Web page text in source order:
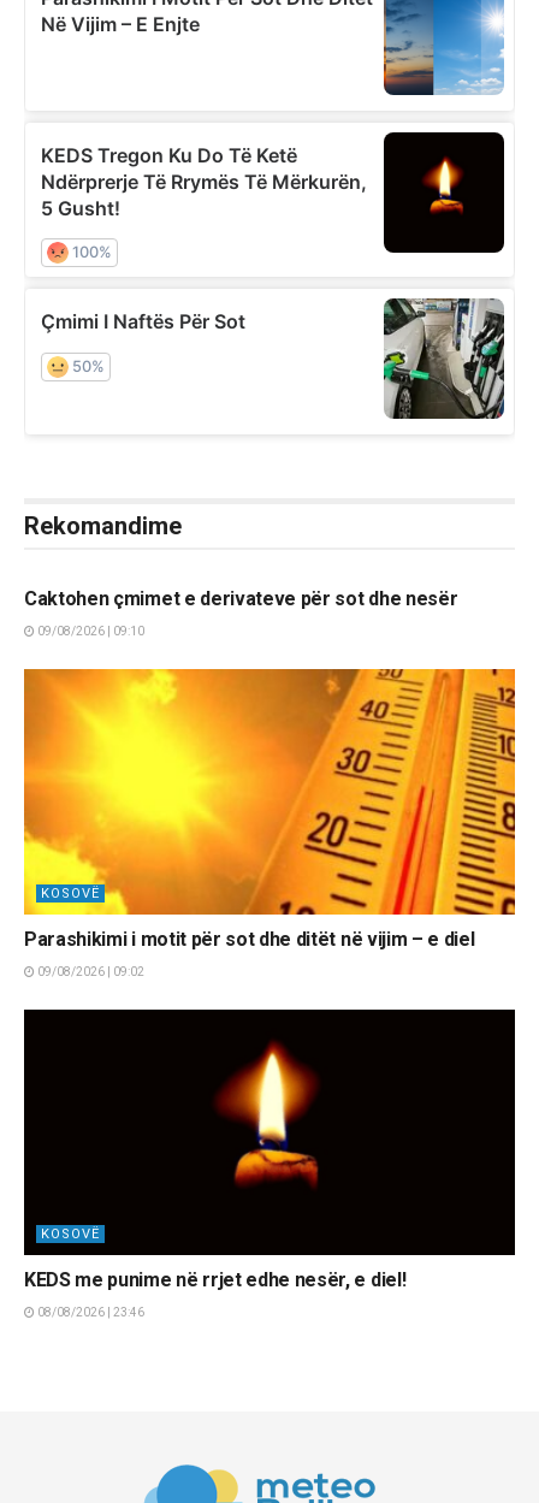
Rekomandime
Caktohen çmimet e derivateve për sot dhe nesër
09/08/2026 | 09:10
KOSOVË
Parashikimi i motit për sot dhe ditët në vijim – e diel
09/08/2026 | 09:02
KOSOVË
KEDS me punime në rrjet edhe nesër, e diel!
08/08/2026 | 23:46